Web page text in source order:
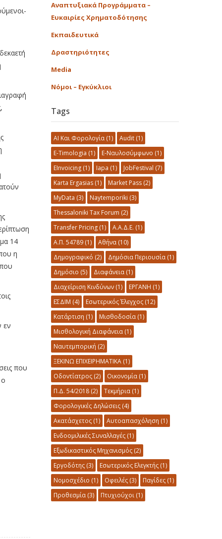
14
η
εν
που
Αναπτυξιακά Προγράμματα –
Ευκαιρίες Χρηματοδότησης
Εκπαιδευτικά
Δραστηριότητες
Media
Νόμοι – Εγκύκλιοι
Tags
AI Και Φορολογία (1) Audit (1)
E-Timologia (1) E-Ναυλοσύμφωνο (1)
EInvoicing (1) Iapa (1) JobFestival (7)
Karta Ergasias (1) Market Pass (2)
MyData (3) Naytemporiki (3)
Thessaloniki Tax Forum (2)
Transfer Pricing (1) Α.Α.Δ.Ε. (1)
Α.Π. 54789 (1) Αθήνα (10)
Δημογραφικό (2) Δημόσια Περιουσία (1)
Δημόσιο (5) Διαφάνεια (1)
Διαχείριση Κινδύνων (1) ΕΡΓΑΝΗ (1)
ΕΣΔΙΜ (4) Εσωτερικός Έλεγχος (12)
Κατάρτιση (1) Μισθοδοσία (1)
Μισθολογική Διαφάνεια (1)
Ναυτεμπορική (2)
ΞΕΚΙΝΩ ΕΠΙΧΕΙΡΗΜΑΤΙΚΑ (1)
Οδοντίατρος (2) Οικονομία (1)
Π.Δ. 54/2018 (2) Τεκμήρια (1)
Φορολογικές Δηλώσεις (4)
Ακατάσχετος (1) Αυτοαπασχόληση (1)
Ενδοομιλικές Συναλλαγές (1)
Εξωδικαστικός Μηχανισμός (2)
Εργοδότης (3) Εσωτερικός Ελεγκτής (1)
Νομοσχέδιο (1) Οφειλές (3) Παγίδες (1)
Προθεσμία (3) Πτυχιούχοι (1)